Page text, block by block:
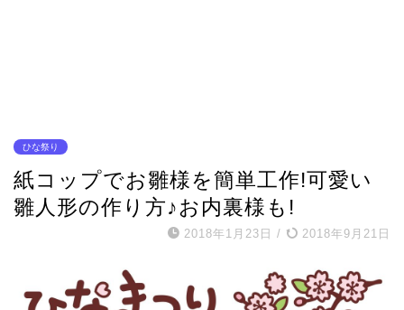
ひな祭り
紙コップでお雛様を簡単工作!可愛い
雛人形の作り方♪お内裏様も!
2018年1月23日 / 2018年9月21日